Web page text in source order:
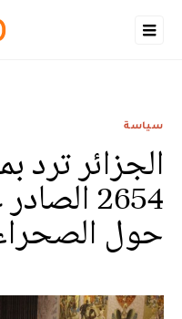
سياسة
الجزائر ترد
2654
حول